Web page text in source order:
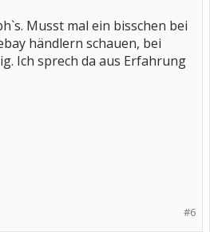
Musst mal ein bisschen bei
händlern schauen, bei
Ich sprech da aus Erfahrung
#6